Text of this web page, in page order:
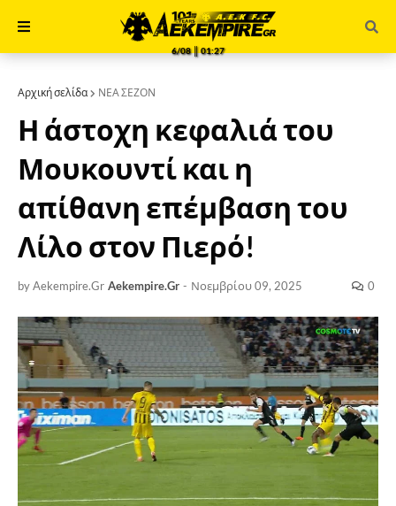
6/08 ║ 01:28
Αρχική σελίδα ΝΕΑ ΣΕΖΟΝ
Η άστοχη κεφαλιά του
Μουκουντί και η
απίθανη επέμβαση του
Λίλο στον Πιερό!
by Aekempire.Gr Aekempire.Gr - Νοεμβρίου 09, 2025 0